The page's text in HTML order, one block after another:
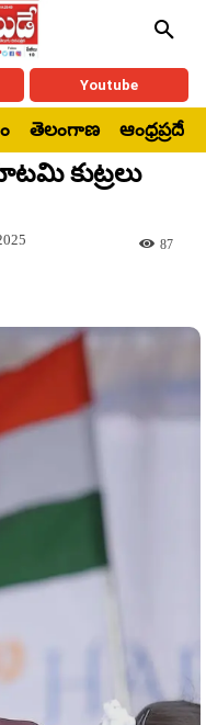
Youtube
తెలంగాణ ఆంధ్రప్రదేశ్
కుట్రలు
87